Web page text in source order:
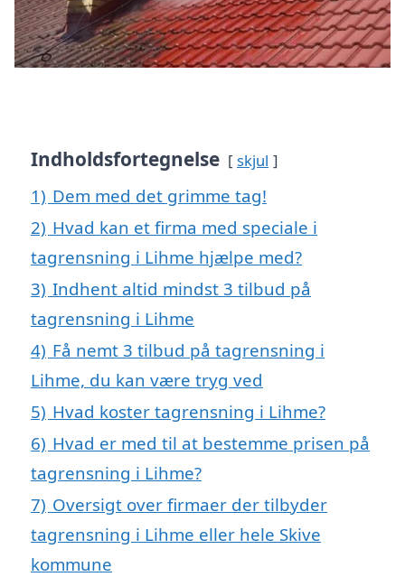
Indholdsfortegnelse skjul
1) Dem med det grimme tag!
2) Hvad kan et firma med speciale i
tagrensning i Lihme hjælpe med?
3) Indhent altid mindst 3 tilbud på
tagrensning i Lihme
4) Få nemt 3 tilbud på tagrensning i
Lihme, du kan være tryg ved
5) Hvad koster tagrensning i Lihme?
6) Hvad er med til at bestemme prisen på
tagrensning i Lihme?
7) Oversigt over firmaer der tilbyder
tagrensning i Lihme eller hele Skive
kommune